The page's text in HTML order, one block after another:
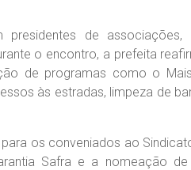
de associações,
o encontro, a prefeita
de programas como o
às estradas, limpeza de
os conveniados ao
Safra e a nomeação de